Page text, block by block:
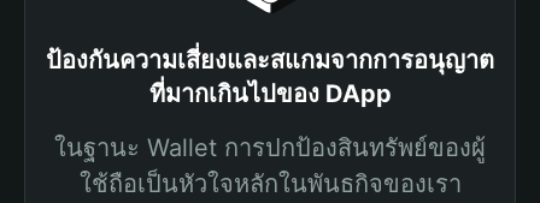
ป้องกันความเสี่ยงและสแกมจากการอนุญาต
ที่มากเกินไปของ DApp
ในฐานะ Wallet การปกป้องสินทรัพย์ของผู้
ใช้ถือเป็นหัวใจหลักในพันธกิจของเรา